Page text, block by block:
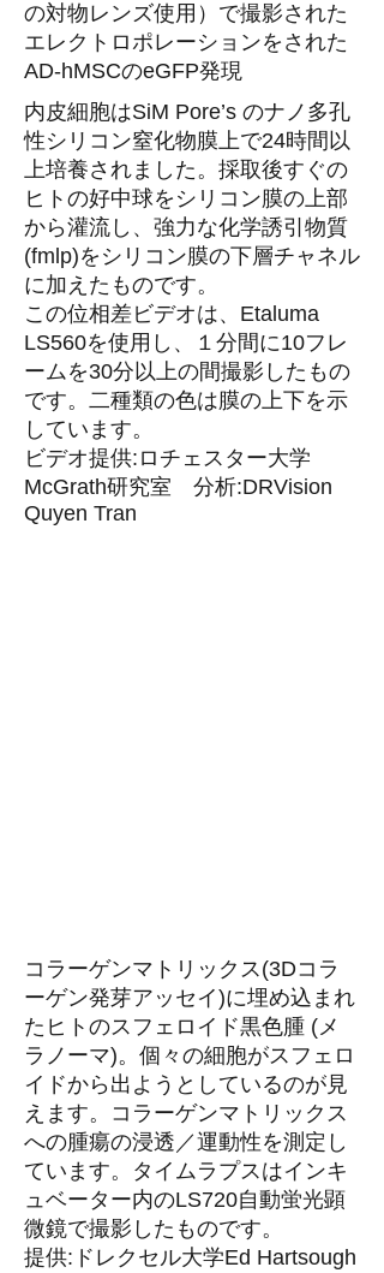
の対物レンズ使用）で撮影された
エレクトロポレーションをされた
AD-hMSCのeGFP発現
内皮細胞はSiM Pore’s のナノ多孔
性シリコン窒化物膜上で24時間以
上培養されました。採取後すぐの
ヒトの好中球をシリコン膜の上部
から灌流し、強力な化学誘引物質
(fmlp)をシリコン膜の下層チャネル
に加えたものです。
この位相差ビデオは、Etaluma
LS560を使用し、１分間に10フレ
ームを30分以上の間撮影したもの
です。二種類の色は膜の上下を示
しています。
ビデオ提供:ロチェスター大学
McGrath研究室 分析:DRVision
Quyen Tran
コラーゲンマトリックス(3Dコラ
ーゲン発芽アッセイ)に埋め込まれ
たヒトのスフェロイド黒色腫 (メ
ラノーマ)。個々の細胞がスフェロ
イドから出ようとしているのが見
えます。コラーゲンマトリックス
への腫瘍の浸透／運動性を測定し
ています。タイムラプスはインキ
ュベーター内のLS720自動蛍光顕
微鏡で撮影したものです。
提供:ドレクセル大学Ed Hartsough